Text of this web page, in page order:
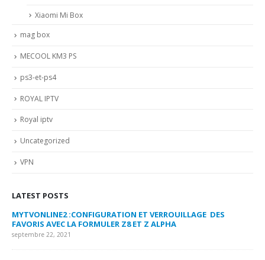
Xiaomi Mi Box
mag box
MECOOL KM3 PS
ps3-et-ps4
ROYAL IPTV
Royal iptv
Uncategorized
VPN
LATEST POSTS
MYTVONLINE2 :CONFIGURATION ET VERROUILLAGE DES
FAVORIS AVEC LA FORMULER Z8 ET Z ALPHA
septembre 22, 2021